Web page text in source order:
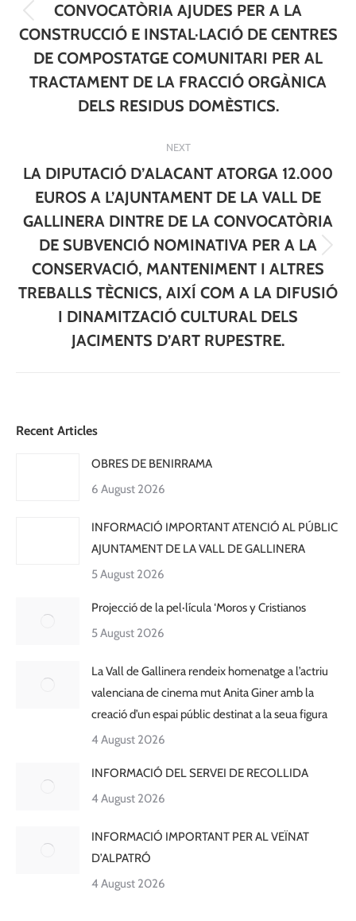
Previous
post:
CONVOCATÒRIA AJUDES PER A LA
CONSTRUCCIÓ E INSTAL·LACIÓ DE CENTRES
DE COMPOSTATGE COMUNITARI PER AL
TRACTAMENT DE LA FRACCIÓ ORGÀNICA
DELS RESIDUS DOMÈSTICS.
NEXT
Next
post:
LA DIPUTACIÓ D’ALACANT ATORGA 12.000
EUROS A L’AJUNTAMENT DE LA VALL DE
GALLINERA DINTRE DE LA CONVOCATÒRIA
DE SUBVENCIÓ NOMINATIVA PER A LA
CONSERVACIÓ, MANTENIMENT I ALTRES
TREBALLS TÈCNICS, AIXÍ COM A LA DIFUSIÓ
I DINAMITZACIÓ CULTURAL DELS
JACIMENTS D’ART RUPESTRE.
Recent Articles
OBRES DE BENIRRAMA
6 August 2026
INFORMACIÓ IMPORTANT ATENCIÓ AL PÚBLIC
AJUNTAMENT DE LA VALL DE GALLINERA
5 August 2026
Projecció de la pel·lícula ‘Moros y Cristianos
5 August 2026
La Vall de Gallinera rendeix homenatge a l’actriu
valenciana de cinema mut Anita Giner amb la
creació d’un espai públic destinat a la seua figura
4 August 2026
INFORMACIÓ DEL SERVEI DE RECOLLIDA
4 August 2026
INFORMACIÓ IMPORTANT PER AL VEÏNAT
D’ALPATRÓ
4 August 2026